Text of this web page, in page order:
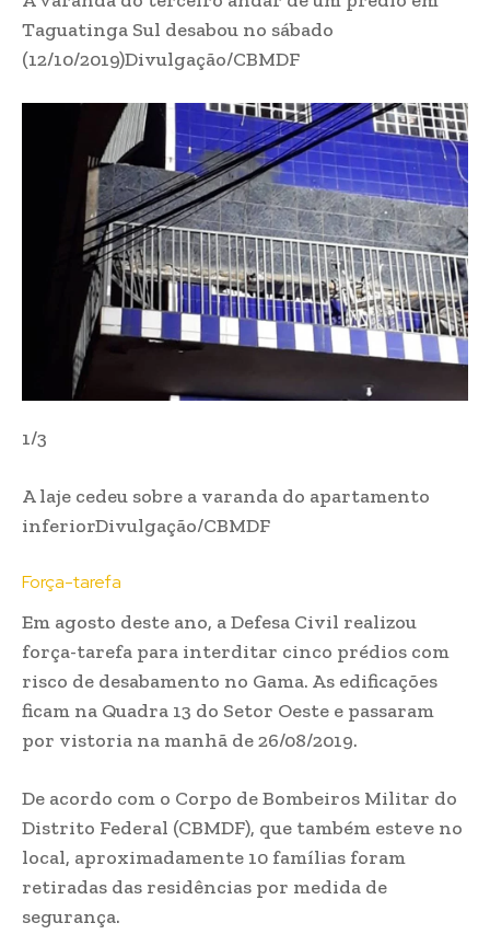
Taguatinga Sul desabou no sábado
(12/10/2019)Divulgação/CBMDF
1/3
A laje cedeu sobre a varanda do apartamento
inferiorDivulgação/CBMDF
Força-tarefa
Em agosto deste ano, a Defesa Civil realizou
força-tarefa para interditar cinco prédios com
risco de desabamento no Gama. As edificações
ficam na Quadra 13 do Setor Oeste e passaram
por vistoria na manhã de 26/08/2019.
De acordo com o Corpo de Bombeiros Militar do
Distrito Federal (CBMDF), que também esteve no
local, aproximadamente 10 famílias foram
retiradas das residências por medida de
segurança.